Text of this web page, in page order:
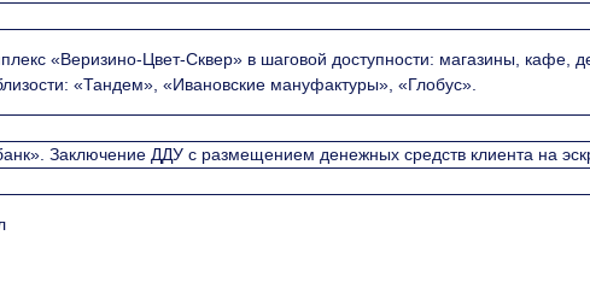
«Веризино-Цвет-Сквер» в шаговой доступности: магазины, кафе,
«Тандем», «Ивановские мануфактуры», «Глобус».
Заключение ДДУ с размещением денежных средств клиента на